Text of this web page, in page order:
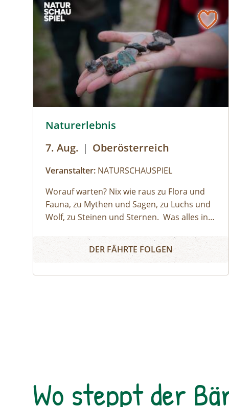
Naturerlebnis
7. Aug. | Oberösterreich
Veranstalter: NATURSCHAUSPIEL
Worauf warten? Nix wie raus zu Flora und
Fauna, zu Mythen und Sagen, zu Luchs und
Wolf, zu Steinen und Sternen.⁠ ⁠ Was alles in
spielt: Das wissen die NATURSCHAUSPIEL
Guides. Als Naturvermittler:innen verstehen
Terminen durchgeführt werden. ⁠
Naturerlebnis
DER FÄHRTE FOLGEN
Wo steppt der